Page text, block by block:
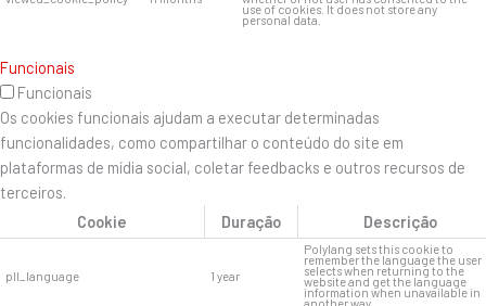
use of cookies. It does not store any
personal data.
Funcionais
Funcionais
Os cookies funcionais ajudam a executar determinadas
funcionalidades, como compartilhar o conteúdo do site em
plataformas de mídia social, coletar feedbacks e outros recursos de
terceiros.
Cookie
Duração Descrição
pll_language 1 year
Polylang sets this cookie to
remember the language the user
selects when returning to the
website and get the language
information when unavailable in